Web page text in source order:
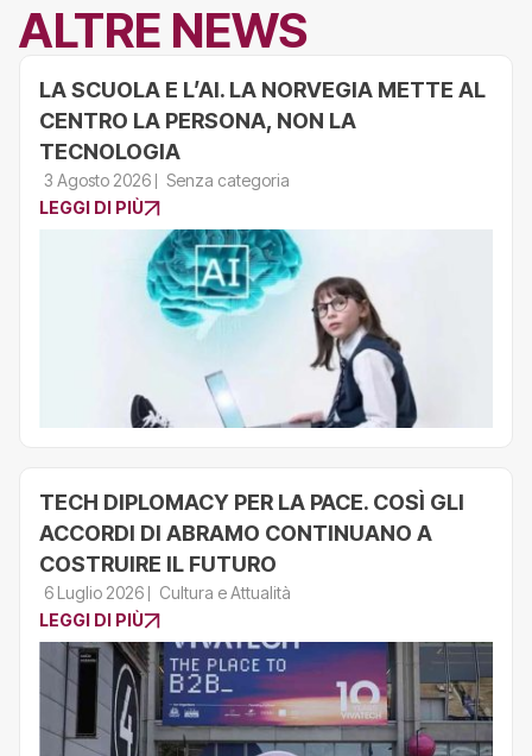
ALTRE NEWS
LA SCUOLA E L’AI. LA NORVEGIA METTE AL
CENTRO LA PERSONA, NON LA
TECNOLOGIA
3 Agosto 2026
Senza categoria
LEGGI DI PIÙ
TECH DIPLOMACY PER LA PACE. COSÌ GLI
ACCORDI DI ABRAMO CONTINUANO A
COSTRUIRE IL FUTURO
6 Luglio 2026
Cultura e Attualità
LEGGI DI PIÙ